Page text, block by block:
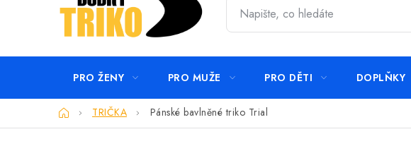
PRO ŽENY PRO MUŽE PRO DĚTI DOPLŇKY
DomůTRIČKA Pánské bavlněné triko Trial